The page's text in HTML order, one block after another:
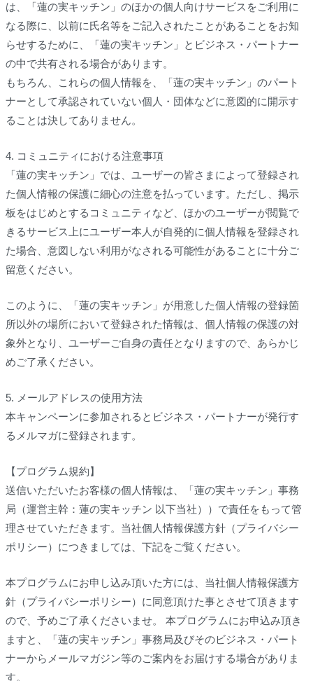
は、「蓮の実キッチン」のほかの個人向けサービスをご利用に
なる際に、以前に氏名等をご記入されたことがあることをお知
らせするために、「蓮の実キッチン」とビジネス・パートナー
の中で共有される場合があります。
もちろん、これらの個人情報を、「蓮の実キッチン」のパート
ナーとして承認されていない個人・団体などに意図的に開示す
ることは決してありません。
4. コミュニティにおける注意事項
「蓮の実キッチン」では、ユーザーの皆さまによって登録され
た個人情報の保護に細心の注意を払っています。ただし、掲示
板をはじめとするコミュニティなど、ほかのユーザーが閲覧で
きるサービス上にユーザー本人が自発的に個人情報を登録され
た場合、意図しない利用がなされる可能性があることに十分ご
留意ください。
このように、「蓮の実キッチン」が用意した個人情報の登録箇
所以外の場所において登録された情報は、個人情報の保護の対
象外となり、ユーザーご自身の責任となりますので、あらかじ
めご了承ください。
5. メールアドレスの使用方法
本キャンペーンに参加されるとビジネス・パートナーが発行す
るメルマガに登録されます。
【プログラム規約】
送信いただいたお客様の個人情報は、「蓮の実キッチン」事務
局（運営主幹：蓮の実キッチン 以下当社））で責任をもって管
理させていただきます。当社個人情報保護方針（プライバシー
ポリシー）につきましては、下記をご覧ください。
本プログラムにお申し込み頂いた方には、当社個人情報保護方
針（プライバシーポリシー）に同意頂けた事とさせて頂きます
ので、予めご了承くださいませ。 本プログラムにお申込み頂き
ますと、「蓮の実キッチン」事務局及びそのビジネス・パート
ナーからメールマガジン等のご案内をお届けする場合がありま
す。